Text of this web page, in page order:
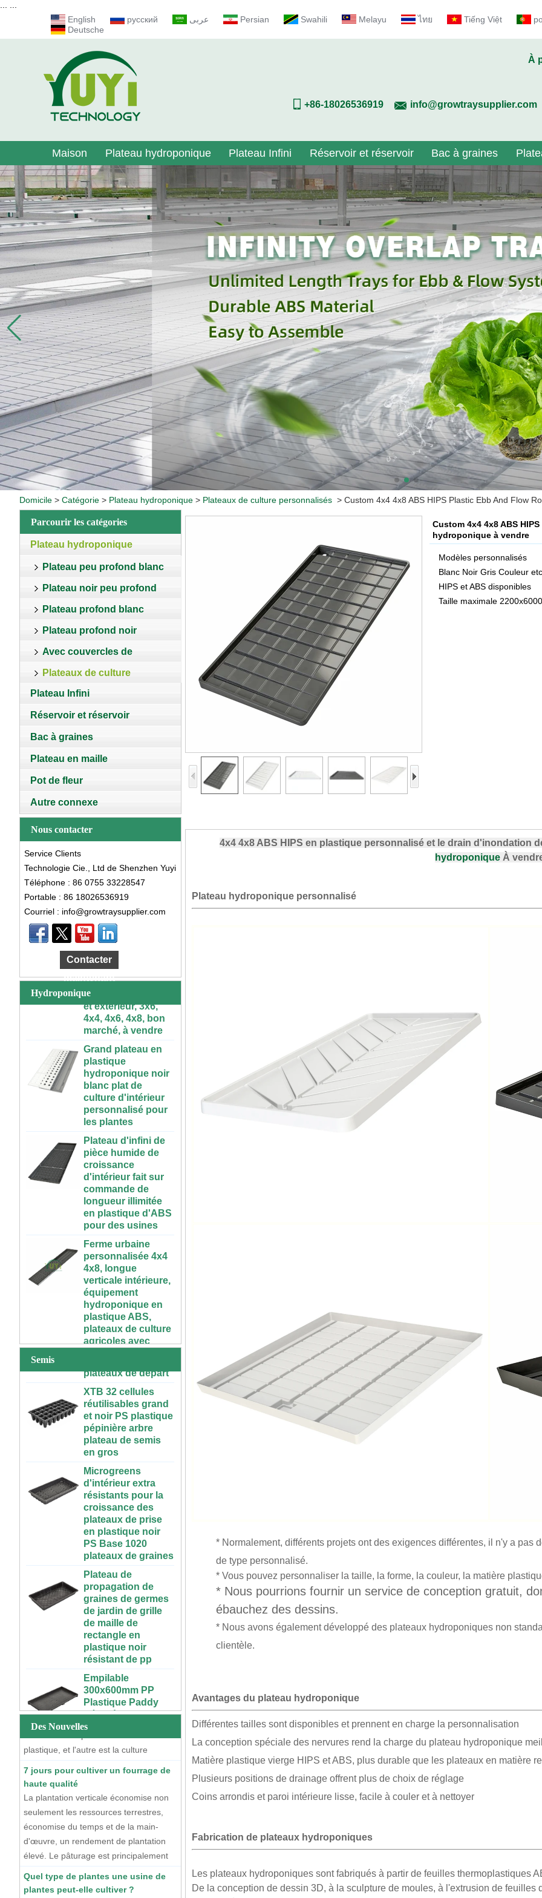
English
русский عربى Persian Swahili Melayu ไทย Tiếng Việt
Deutsche
À
+86-18026536919 info@growtraysupplier.com
Maison Plateau hydroponique Plateau Infini Réservoir et réservoir Bac à graines
Domicile > Catégorie > Plateau hydroponique > Plateaux de culture personnalisés > Custom 4x4 4x8 ABS HIPS Plastic Ebb And Flow
Parcourir les catégories
Plateau hydroponique
Plateau peu profond blanc
Plateau noir peu profond
Plateau profond blanc
Plateau profond noir
Avec couvercles de
plantation
Plateaux de culture
personnalisés
Plateau Infini
Réservoir et réservoir
Bac à graines
Plateau en maille
Pot de fleur
Autre connexe
Nous contacter
Service Clients
Technologie Cie., Ltd de Shenzhen Yuyi
Téléphone : 86 0755 33228547
Portable : 86 18026536919
Courriel : info@growtraysupplier.com
Contacter
maintenant
Hydroponique
Grande Table de
culture
hydroponique
roulante en
plastique, intérieur
et extérieur, 3x6,
marché, à vendre
Grand plateau en
plastique
hydroponique noir
blanc plat de
culture d'intérieur
personnalisé pour
les plantes
Plateau d'infini de
pièce humide de
croissance
d'intérieur fait sur
commande de
longueur illimitée
en plastique d'ABS
pour des usines
Ferme urbaine
personnalisée 4x4
4x8, longue
verticale intérieure,
équipement
hydroponique en
plastique ABS,
plateaux de culture
agricoles avec
couverture de
plantation
ABS réservoir
d'éléments nutritifs
à l'intérieur en
plastique réservoir
hydroponique avec
couvercle
Système
hydroponique
vertical pour les
fraises et légumes |
ABS Gutting en
plastique pour la
serre et l'utilisation
de la ferme
Grande Table de
culture
hydroponique
roulante en
plastique, intérieur
et extérieur, 3x6,
4x4, 4x6, 4x8, bon
marché, à vendre
Grand plateau en
plastique
hydroponique noir
blanc plat de
culture d'intérieur
personnalisé pour
les plantes
pièce humide de
d'intérieur fait sur
longueur illimitée
en plastique d'ABS
pour des usines
Ferme urbaine
personnalisée 4x4
4x8, longue
Semis
72 cellules pas cher
tomate brocoli
courge aubergine
noir PS plastique
intérieur semis
XTB 32 cellules
réutilisables grand
et noir PS plastique
pépinière arbre
plateau de semis
en gros
Microgreens
d'intérieur extra
résistants pour la
croissance des
plateaux de prise
en plastique noir
PS Base 1020
plateaux de graines
Plateau de
propagation de
graines de germes
de jardin de grille
de maille de
rectangle en
plastique noir
résistant de pp
Empilable
300x600mm PP
Plastique Paddy
Pépinière
Plantation Plateau
De Riz
Extra Large Gallon
Forêt Arbres Fleurs
Pots De Plantes
Extérieures À
Vendre
72 cellules pas cher
tomate brocoli
courge aubergine
noir PS plastique
Des Nouvelles
Deux méthodes de culture de semis
À l'heure actuelle, il existe deux
méthodes courantes de culture de
semis, l'une est la culture de semis à
hydroponique de semis flottants à l'aide
de plateaux de semis en mousse EPS.
7 jours pour cultiver un fourrage de
haute qualité
La plantation verticale économise non
seulement les ressources terrestres,
économise du temps et de la main-
d'œuvre, un rendement de plantation
élevé. Le pâturage est principalement
composé de blé, qui peut pousser de
15 à 20 centimètres en 7 jours, ce qui
permet d'économiser les coûts
Quel type de plantes une usine de
plantes peut-elle cultiver ?
La plupart des gens répondraient
Custom 4x4 4x8 ABS
hydroponique à vendre
Modèles personnalisés
Blanc Noir Gris Couleur etc
HIPS et ABS disponibles
Taille maximale
4x4 4x8 ABS HIPS en plastique personnalisé et le drain d'inondation
hydroponiqueÀ
Plateau hydroponique personnalisé
* Normalement, différents projets ont des exigences différentes, il n'y a pas
de type personnalisé.
* Vous pouvez personnaliser la taille, la forme, la couleur, la matière
* Nous pourrions fournir un service de conception gratuit,
ébauchez des dessins.
* Nous avons également développé des plateaux hydroponiques non
clientèle.
Avantages du plateau hydroponique
Différentes tailles sont disponibles et prennent en charge la personnalisation
La conception spéciale des nervures rend la charge du plateau hydroponique
Matière plastique vierge HIPS et ABS, plus durable que les plateaux en matière
Plusieurs positions de drainage offrent plus de choix de réglage
Coins arrondis et paroi intérieure lisse, facile à couler et à nettoyer
Fabrication de plateaux hydroponiques
Les plateaux hydroponiques sont fabriqués à partir de feuilles thermoplastiques
De la conception de dessin 3D, à la sculpture de moules, à l'extrusion de feuilles